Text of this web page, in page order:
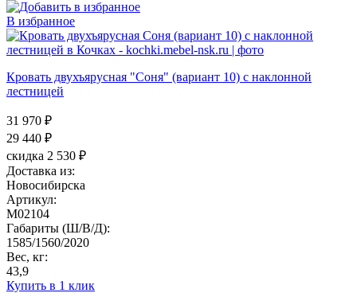
В избранное
Кровать двухъярусная "Соня" (вариант 10) с наклонной
лестницей
31 970 ₽
29 440 ₽
скидка 2 530 ₽
Доставка из:
Новосибирска
Артикул:
M02104
Габариты (Ш/В/Д):
1585/1560/2020
Вес, кг:
43,9
Купить в 1 клик